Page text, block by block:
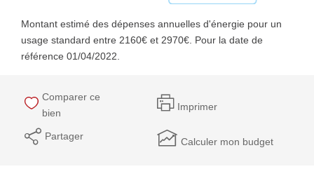
Montant estimé des dépenses annuelles d'énergie pour un
usage standard entre 2160€ et 2970€. Pour la date de
référence 01/04/2022.
Comparer ce
bien
Imprimer
Partager Calculer mon budget